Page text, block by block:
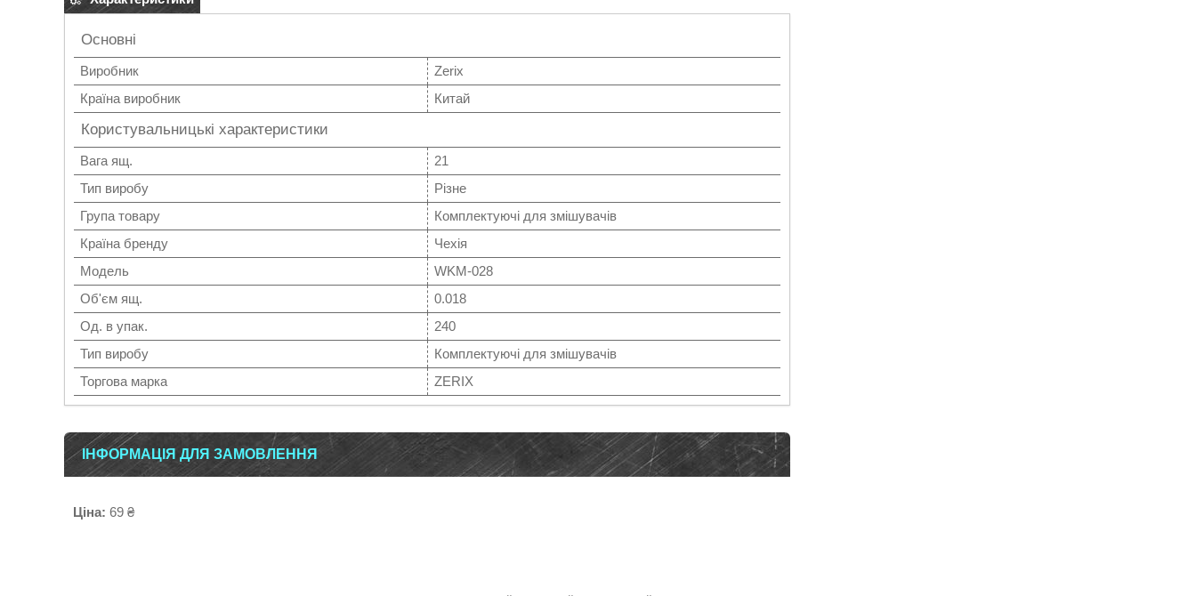
Основні
Виробник
Zerix
Країна виробник
Китай
Користувальницькі характеристики
Вага ящ.
21
Тип виробу
Різне
Група товару
Комплектуючі для змішувачів
Країна бренду
Чехія
Мoдель
WKM-028
Об'єм ящ.
0.018
Од. в упак.
240
Тип виробу
Комплектуючі для змішувачів
Торгова марка
ZERIX
ІНФОРМАЦІЯ ДЛЯ ЗАМОВЛЕННЯ
Ціна: 69 ₴